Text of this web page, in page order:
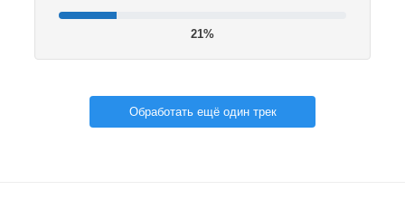
21%
Обработать ещё один трек